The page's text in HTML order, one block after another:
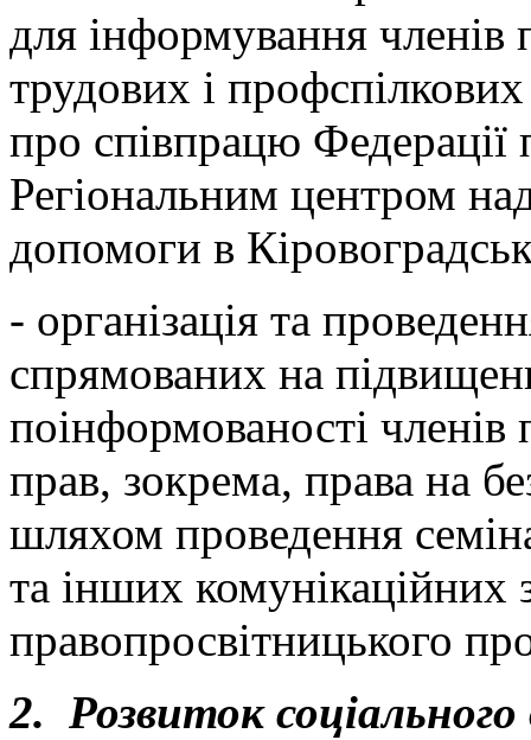
для інформування членів
трудових і
про співпрацю Федерації
Регіональним центром
допомоги в
- організація та
спрямованих на
поінформованості
прав, зокрема, права на
шляхом проведення
та інших комунікаційних
правопросвітницького
2. Розвиток соціального